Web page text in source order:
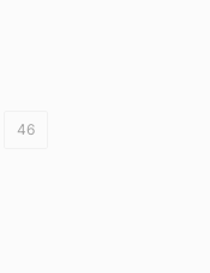
46